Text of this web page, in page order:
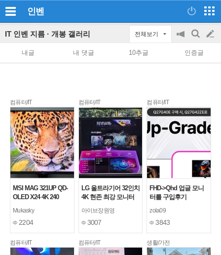
인벤
IT 인벤 지름 · 개봉 갤러리 전체보기
공
on/off
검
색
글
쓰
내글 내 댓글 10추글 인증글
컴퓨터/IT
MSI MAG 321UP QD-
OLED X24 4K 240
Mukasky
2204
컴퓨터/IT
LG 울트라기어 32인치
4K 현존 최강 모니터
아이브장원영
3007
컴퓨터/IT
FHD->Qhd 업글 모니
터를 구입후기
zola09
3843
컴퓨터/IT 컴퓨터/IT 생활/가전